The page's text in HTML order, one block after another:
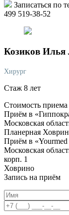
Записаться по
499 519-38-52
Козиков Илья
Хирург
Стаж 8 лет
Стоимость приема
Приём в
Московская
Планерная
Приём в
Московская
корп. 1
Ховрино
Запись на приём